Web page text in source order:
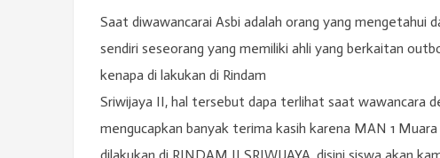
Saat diwawancarai Asbi adalah orang yang mengetahui
sendiri seseorang yang memiliki ahli yang berkaitan
kenapa di lakukan di Rindam
Sriwijaya II, hal tersebut dapa terlihat saat wawancara
mengucapkan banyak terima kasih karena MAN 1
dilakukan di RINDAM II SRIWIJAYA, disini siswa akan